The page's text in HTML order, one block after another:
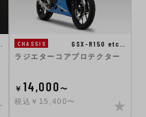
CHASSIS
GSX-R150 etc…
ラジエターコアプロテクター
￥ 14,000〜
税込￥15,400〜